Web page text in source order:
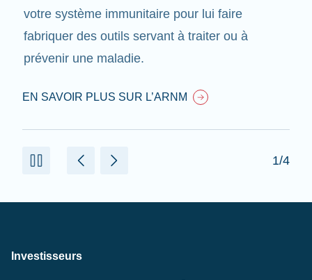
votre système immunitaire pour lui faire
fabriquer des outils servant à traiter ou à
prévenir une maladie.
EN SAVOIR PLUS SUR L’ARNM
1/4
Investisseurs